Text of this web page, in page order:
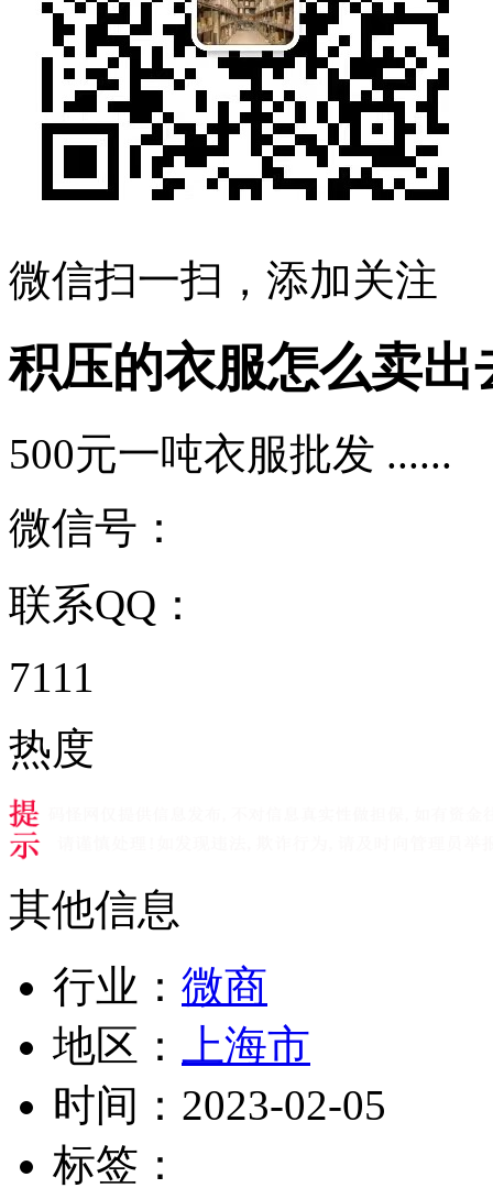
微信扫一扫，添加关注
积压的衣服怎么卖出
500元一吨衣服批发 ......
微信号：
联系QQ：
7111
热度
其他信息
行业： 微商
地区：
上海市
时间： 2023-02-05
标签：